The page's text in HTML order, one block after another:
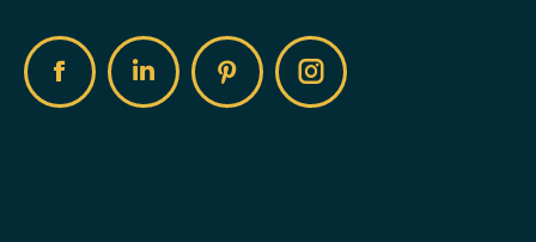
FacebookLinkedinPinterestInstagram